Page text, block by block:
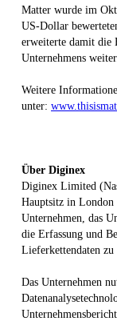
Matter wurde im
US-Dollar
erweiterte damit die
Unternehmens weiter.
Weitere
unter:
Über Diginex
Diginex Limited
Hauptsitz in London
Unternehmen, das
die Erfassung und
Lieferkettendaten zu
Das Unternehmen